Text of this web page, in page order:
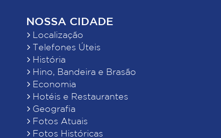
NOSSA CIDADE
Localização
Telefones Úteis
História
Hino, Bandeira e Brasão
Economia
Hotéis e Restaurantes
Geografia
Fotos Atuais
Fotos Históricas